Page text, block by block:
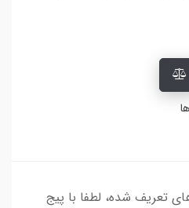
تعریف شده، لطفا با پیج